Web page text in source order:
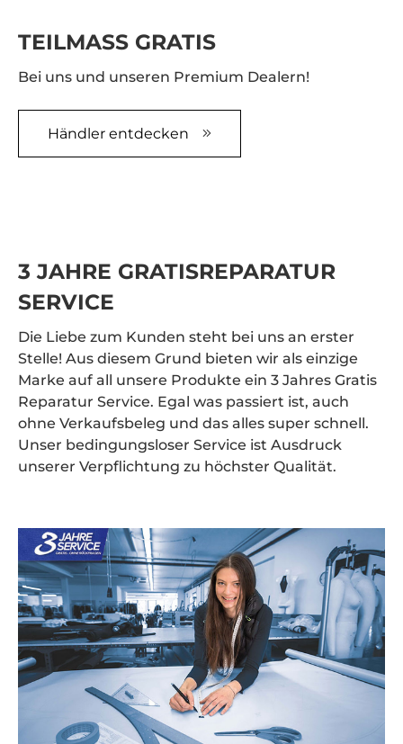
TEILMASS GRATIS
Bei uns und unseren Premium Dealern!
Händler entdecken
3 JAHRE GRATISREPARATUR
SERVICE
Die Liebe zum Kunden steht bei uns an erster
Stelle! Aus diesem Grund bieten wir als einzige
Marke auf all unsere Produkte ein 3 Jahres Gratis
Reparatur Service. Egal was passiert ist, auch
ohne Verkaufsbeleg und das alles super schnell.
Unser bedingungsloser Service ist Ausdruck
unserer Verpflichtung zu höchster Qualität.